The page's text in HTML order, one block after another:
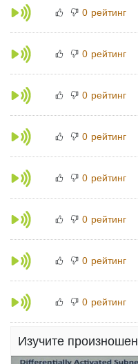
0 рейтинг
0 рейтинг
0 рейтинг
0 рейтинг
0 рейтинг
0 рейтинг
0 рейтинг
0 рейтинг
Изучите